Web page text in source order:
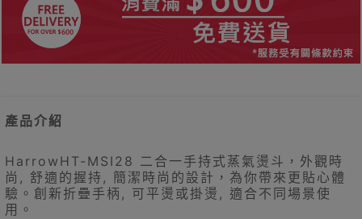
產品介紹
HarrowHT-MSI28 二合一手持式蒸氣燙斗，外觀時
尚, 舒適的握持, 簡潔時尚的設計，為你帶來更貼心體
驗。創新折疊手柄, 可平燙或掛燙, 適合不同場景使
用。